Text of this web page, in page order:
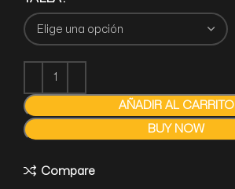
AÑADIR AL CARRITO
BUY NOW
Compare